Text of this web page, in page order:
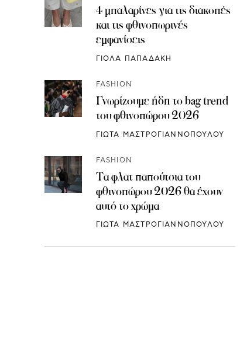
4 μπαλαρίνες για τις διακοπές
και τις φθινοπωρινές
εμφανίσεις
ΓΙΟΛΑ ΠΑΠΑΔΑΚΗ
FASHION
Γνωρίζουμε ήδη το bag trend
του φθινοπώρου 2026
ΓΙΩΤΑ ΜΑΣΤΡΟΓΙΑΝΝΟΠΟΥΛΟΥ
FASHION
Τα φλατ παπούτσια του
φθινοπώρου 2026 θα έχουν
αυτό το χρώμα
ΓΙΩΤΑ ΜΑΣΤΡΟΓΙΑΝΝΟΠΟΥΛΟΥ